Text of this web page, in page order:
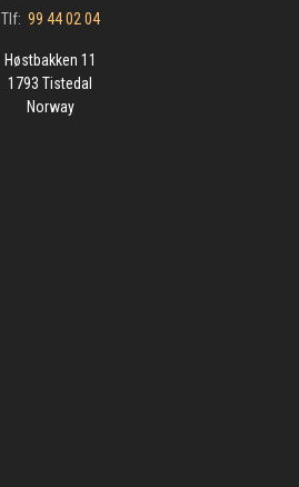
Tlf: 99 44 02 04
Høstbakken 11
1793 Tistedal
Norway